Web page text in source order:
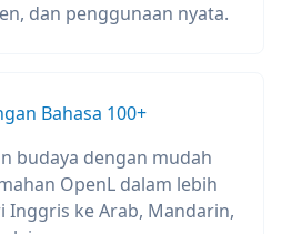
dan penggunaan nyata.
Bahasa 100+
budaya dengan mudah
OpenL dalam lebih
Inggris ke Arab, Mandarin,